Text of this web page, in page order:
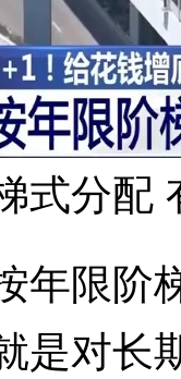
分配
限阶
是对长